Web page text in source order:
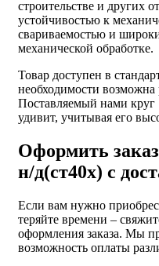
строительстве и других
устойчивостью к
свариваемостью и
механической обработке.
Товар доступен в
необходимости
Поставляемый нами круг
удивит, учитывая его
Оформить
н/д(ст40х) с
Если вам нужно
теряйте времени –
оформления заказа. Мы
возможность оплаты